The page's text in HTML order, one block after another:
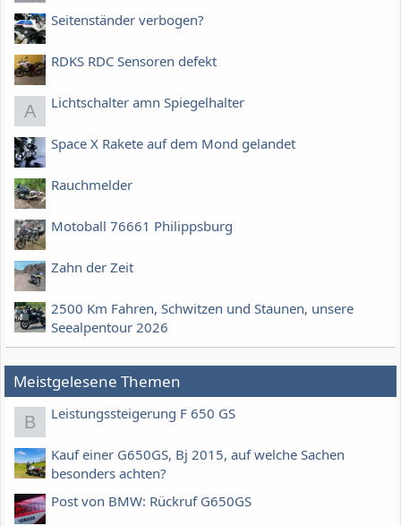
Seitenständer verbogen?
RDKS RDC Sensoren defekt
A Lichtschalter amn Spiegelhalter
Space X Rakete auf dem Mond gelandet
Rauchmelder
Motoball 76661 Philippsburg
Zahn der Zeit
2500 Km Fahren, Schwitzen und Staunen, unsere
Seealpentour 2026
Meistgelesene Themen
B Leistungssteigerung F 650 GS
Kauf einer G650GS, Bj 2015, auf welche Sachen
besonders achten?
Post von BMW: Rückruf G650GS